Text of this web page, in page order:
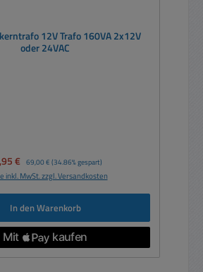
12V Trafo 160VA 2x12V
oder 24VAC
€ Regulärer Preis:
69,00 € (34.86% gespart)
inkl. MwSt. zzgl. Versandkosten
In den Warenkorb